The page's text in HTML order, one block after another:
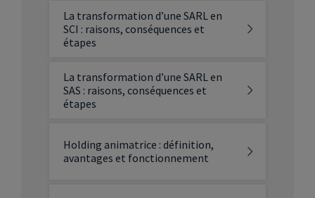
La transformation d’une SARL en
SCI : raisons, conséquences et
étapes
La transformation d’une SARL en
SAS : raisons, conséquences et
étapes
Holding animatrice : définition,
avantages et fonctionnement